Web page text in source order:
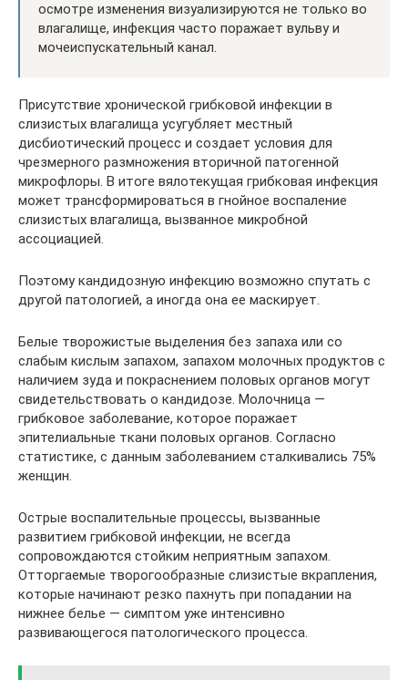
осмотре изменения визуализируются не только во
влагалище, инфекция часто поражает вульву и
мочеиспускательный канал.
Присутствие хронической грибковой инфекции в
слизистых влагалища усугубляет местный
дисбиотический процесс и создает условия для
чрезмерного размножения вторичной патогенной
микрофлоры. В итоге вялотекущая грибковая инфекция
может трансформироваться в гнойное воспаление
слизистых влагалища, вызванное микробной
ассоциацией.
Поэтому кандидозную инфекцию возможно спутать с
другой патологией, а иногда она ее маскирует.
Белые творожистые выделения без запаха или со
слабым кислым запахом, запахом молочных продуктов с
наличием зуда и покраснением половых органов могут
свидетельствовать о кандидозе. Молочница —
грибковое заболевание, которое поражает
эпителиальные ткани половых органов. Согласно
статистике, с данным заболеванием сталкивались 75%
женщин.
Острые воспалительные процессы, вызванные
развитием грибковой инфекции, не всегда
сопровождаются стойким неприятным запахом.
Отторгаемые творогообразные слизистые вкрапления,
которые начинают резко пахнуть при попадании на
нижнее белье — симптом уже интенсивно
развивающегося патологического процесса.